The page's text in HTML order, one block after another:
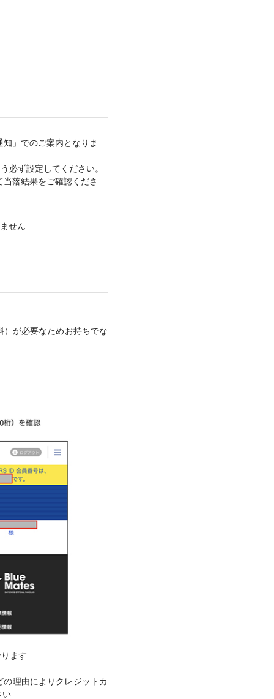
」でのご案内となりま
必ず設定してください。
落結果をご確認くださ
せん
）が必要なためお持ちでな
ます
理由によりクレジットカ
い